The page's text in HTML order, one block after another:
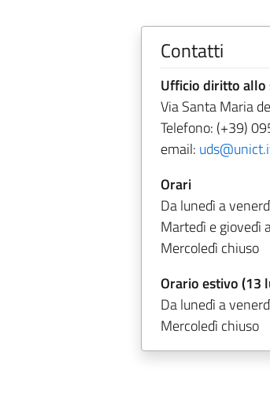
Contatti
Ufficio diritto allo
Via Santa Maria
Telefono: (+39)
email:
Orari
Da lunedì a
Martedì e giovedì
Mercoledì chiuso
Orario estivo (13
Da lunedì a
Mercoledì chiuso